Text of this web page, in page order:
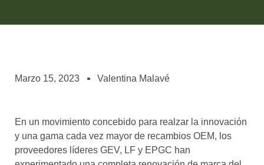
asociados
el café siempre tiene
enseñarnos
Marzo 15, 2023 Valentina Malavé
En un movimiento concebido para realzar la innovación
y una gama cada vez mayor de recambios OEM, los
proveedores líderes GEV, LF y EPGC han